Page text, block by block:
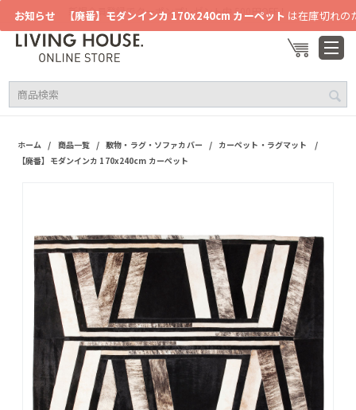
お知らせ 【廃番】モダンインカ 170x240cm カーペット は在庫切れの
新規会員登録でクーポンプレゼント中 500円OFF！
ホーム / 商品一覧 / 敷物・ラグ・ソファカバー / カーペット・ラグマット /
【廃番】モダンインカ 170x240cm カーペット